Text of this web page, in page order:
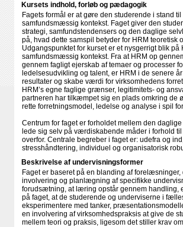
Kursets indhold, forløb og pædagogik
Fagets formål er at gøre den studerende i stand
samfundsmæssig kontekst. Faget giver den
strategi, samfundstendensers og den daglige
på, hvad dette samspil betyder for HRM teoretisk
Udgangspunktet for kurset er et nysgerrigt blik
samfundsmæssig kontekst. Fra at HRM op
gennem fagligt ejerskab af temaer og processer
ledelsesudvikling og talent, er HRM i de senere
resultater og skabe værdi for virksomhedens
HRM’s egne faglige grænser, legitimitets- og
partneren har tilkæmpet sig en plads omkring de
rette forretningsmodel, ledelse og analyse i spil
Centrum for faget er forholdet mellem den
lede sig selv på værdiskabende måder i forhold
overfor. Centrale begreber i faget er: udefra og
stresshåndtering, individuel og organisatorisk
Beskrivelse af undervisningsformer
Faget er baseret på en blanding af
involvering og planlægning af specifikke
forudsætning, at læring opstår gennem handling,
på faget, at de studerende og underviserne i
eksperimentere med tanker,
en involvering af virksomhedspraksis at give de
mellem teori og praksis, ligesom det stiller krav